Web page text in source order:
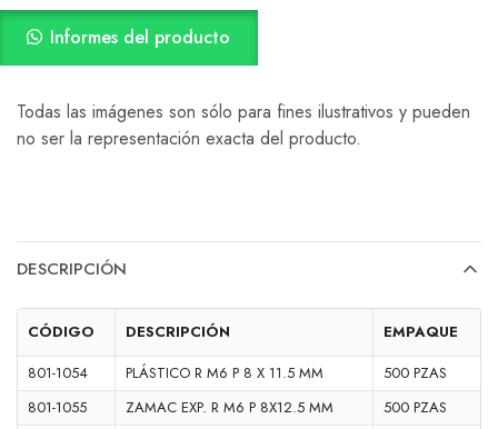
Informes del producto
Todas las imágenes son sólo para fines ilustrativos y pueden
no ser la representación exacta del producto.
DESCRIPCIÓN
CÓDIGO DESCRIPCIÓN
EMPAQUE
801-1054
PLÁSTICO R M6 P 8 X 11.5 MM
500 PZAS
801-1055
ZAMAC EXP. R M6 P 8X12.5 MM
500 PZAS